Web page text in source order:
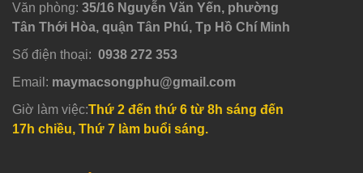
Văn phòng: 35/16 Nguyễn Văn Yến, phường
Tân Thới Hòa, quận Tân Phú, Tp Hồ Chí Minh
Số điện thoại: 0938 272 353
Email: maymacsongphu@gmail.com
Giờ làm việc:Thứ 2 đến thứ 6 từ 8h sáng đến
17h chiều, Thứ 7 làm buổi sáng.